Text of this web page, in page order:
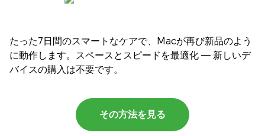
たった7日間のスマートなケアで、Macが再び新品のよう
に動作します。スペースとスピードを最適化 — 新しいデ
バイスの購入は不要です。
その方法を見る